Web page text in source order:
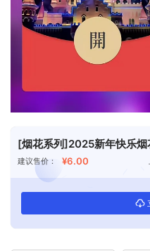
[烟花系列]2025新年快乐
建议售价： ¥6.00